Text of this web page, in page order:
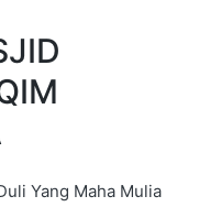
Yang Maha Mulia